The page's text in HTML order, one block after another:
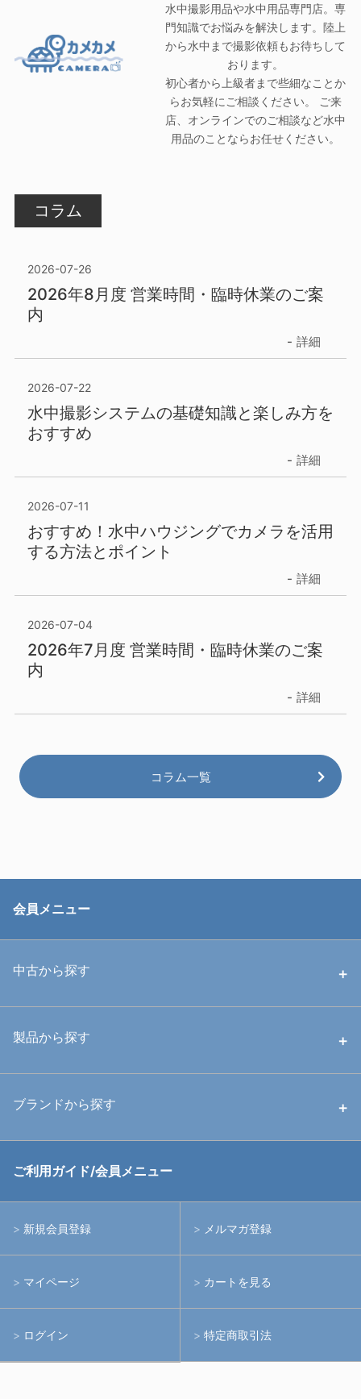
水中撮影用品や水中用品専門店。専
門知識でお悩みを解決します。陸上
から水中まで撮影依頼もお待ちして
おります。
初心者から上級者まで些細なことか
らお気軽にご相談ください。 ご来
店、オンラインでのご相談など水中
用品のことならお任せください。
コラム
2026-07-26
2026年8月度 営業時間・臨時休業のご案
内
詳細
2026-07-22
水中撮影システムの基礎知識と楽しみ方を
おすすめ
詳細
2026-07-11
おすすめ！水中ハウジングでカメラを活用
する方法とポイント
詳細
2026-07-04
2026年7月度 営業時間・臨時休業のご案
内
詳細
コラム一覧
会員メニュー
中古から探す
中古ハウジング
中古アームシステム
製品から探す
ハウジング
ライト
アームシステム
アクションカメラ(GoPro等)
水中用品
ブランドから探す
RGBlue
イノン
ご利用ガイド/会員メニュー
新規会員登録 メルマガ登録
マイページ カートを見る
ログイン 特定商取引法